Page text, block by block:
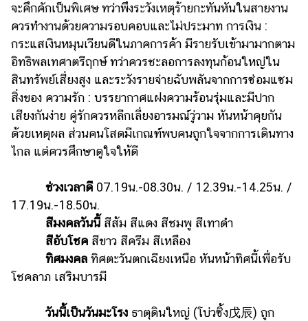
ช้อป
ปิ้ง
รถยนต์
บ้าน
และ
ตกแต่ง
ราคา
ราคา
น้ำมัน
จะคึกคักเป็นพิเศษ ทว่าพึงระวังเหตุร้ายกะทันหันในสายงาน
ควรทำงานด้วยความรอบคอบและไม่ประมาท การเงิน :
กระแสเงินหมุนเวียนดีในภาคการค้า มีรายรับเข้ามามากตาม
อิทธิพลเทศาตรีฤกษ์ ทว่าควรชะลอการลงทุนก้อนใหญ่ใน
สินทรัพย์เสี่ยงสูง และระวังรายจ่ายฉับพลันจากการซ่อมแซม
สิ่งของ ความรัก : บรรยากาศแฝงความร้อนรุ่มและมีปาก
เสียงกันง่าย คู่รักควรหลีกเลี่ยงอารมณ์วู่วาม หันหน้าคุยกัน
ด้วยเหตุผล ส่วนคนโสดมีเกณฑ์พบคนถูกใจจากการเดินทาง
ไกล แต่ควรศึกษาดูใจให้ดี
ช่วงเวลาดี07.19น.-08.30น. / 12.39น.-14.25น. /
17.19น.-18.50น.
สีมงคลวันนี้ สีส้ม สีแดง สีชมพู สีเทาดำ
สีอับโชค สีขาว สีครีม สีเหลือง
ทิศมงคล ทิศตะวันตกเฉียงเหนือ หันหน้าทิศนี้เพื่อรับ
โชคลาภ เสริมบารมี
วันนี้เป็นวันมะโรง ธาตุดินใหญ่ (โบ่วซิ้ง戊辰) ถูก